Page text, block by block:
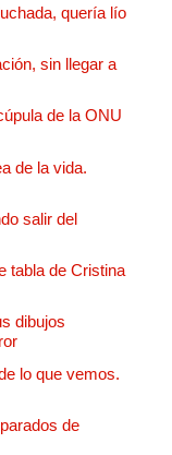
quería lío
sin llegar a
de la ONU
de la vida.
salir del
tabla de Cristina
dibujos
lo que vemos.
de